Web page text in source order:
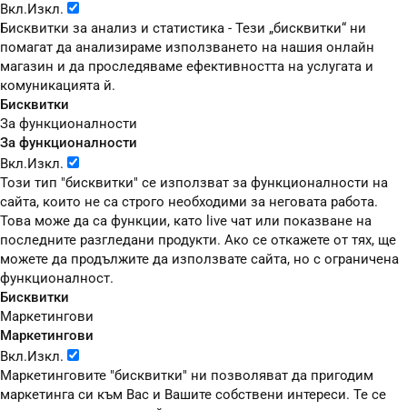
Вкл.Изкл.
Бисквитки за анализ и статистика - Тези „бисквитки“ ни
помагат да анализираме използването на нашия онлайн
магазин и да проследяваме ефективността на услугата и
комуникацията й.
Бисквитки
За функционалности
За функционалности
Вкл.Изкл.
Този тип "бисквитки" се използват за функционалности на
сайта, които не са строго необходими за неговата работа.
Това може да са функции, като live чат или показване на
последните разгледани продукти. Ако се откажете от тях, ще
можете да продължите да използвате сайта, но с ограничена
функционалност.
Бисквитки
Маркетингови
Маркетингови
Вкл.Изкл.
Маркетинговите "бисквитки" ни позволяват да пригодим
маркетинга си към Вас и Вашите собствени интереси. Те се